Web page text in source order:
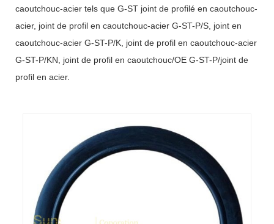
caoutchouc-acier tels que G-ST joint de profilé en caoutchouc-
acier, joint de profil en caoutchouc-acier G-ST-P/S, joint en
caoutchouc-acier G-ST-P/K, joint de profil en caoutchouc-acier
G-ST-P/KN, joint de profil en caoutchouc/OE G-ST-P/joint de
profil en acier.